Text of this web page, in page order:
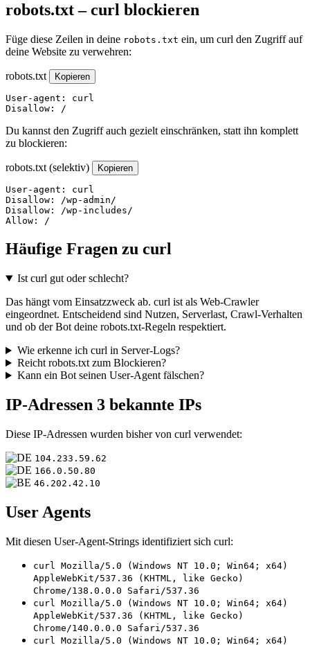
robots.txt – curl blockieren
Füge diese Zeilen in deine robots.txt ein, um curl den Zugriff auf
deine Website zu verwehren:
robots.txt Kopieren
User-agent: curl
Disallow: /
Du kannst den Zugriff auch gezielt einschränken, statt ihn komplett
zu blockieren:
robots.txt (selektiv) Kopieren
User-agent: curl
Disallow: /wp-admin/
Disallow: /wp-includes/
Allow: /
Häufige Fragen zu curl
Ist curl gut oder schlecht?
Das hängt vom Einsatzzweck ab. curl ist als Web-Crawler
eingeordnet. Entscheidend sind Nutzen, Serverlast, Crawl-Verhalten
und ob der Bot deine robots.txt-Regeln respektiert.
Wie erkenne ich curl in Server-Logs?
Reicht robots.txt zum Blockieren?
Kann ein Bot seinen User-Agent fälschen?
IP-Adressen 3 bekannte IPs
Diese IP-Adressen wurden bisher von curl verwendet:
104.233.59.62
166.0.50.80
46.202.42.10
User Agents
Mit diesen User-Agent-Strings identifiziert sich curl:
curl Mozilla/5.0 (Windows NT 10.0; Win64; x64)
AppleWebKit/537.36 (KHTML, like Gecko)
Chrome/138.0.0.0 Safari/537.36
curl Mozilla/5.0 (Windows NT 10.0; Win64; x64)
AppleWebKit/537.36 (KHTML, like Gecko)
Chrome/140.0.0.0 Safari/537.36
curl Mozilla/5.0 (Windows NT 10.0; Win64; x64)